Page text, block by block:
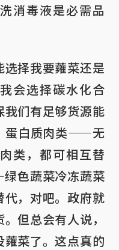
消毒液是必需品
选择我要蕹菜还是
会选择碳水化合
们有足够货源能
蛋白质肉类——无
类，都可相互替
色蔬菜冷冻蔬菜
，对吧。政府就
但总会有人说，
菜了。这点真的